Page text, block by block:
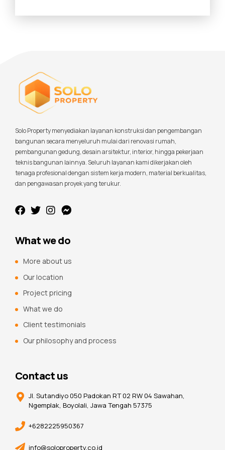
Solo Property menyediakan layanan konstruksi dan pengembangan
bangunan secara menyeluruh mulai dari renovasi rumah,
pembangunan gedung, desain arsitektur, interior, hingga pekerjaan
teknis bangunan lainnya. Seluruh layanan kami dikerjakan oleh
tenaga profesional dengan sistem kerja modern, material berkualitas,
dan pengawasan proyek yang terukur.
What we do
More about us
Our location
Project pricing
What we do
Client testimonials
Our philosophy and process
Contact us
Jl. Sutandiyo 050 Padokan RT 02 RW 04 Sawahan,
Ngemplak, Boyolali, Jawa Tengah 57375
+6282225950367
info@soloproperty.co.id